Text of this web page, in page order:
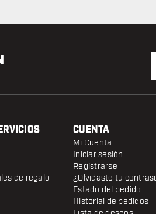
de regalo
CUENTA
Mi Cuenta
Iniciar sesión
Registrarse
¿Olvidaste tu
Estado del pedido
Historial de pedidos